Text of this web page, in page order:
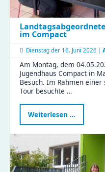
im Compact
Dienstag der 16. Juni 2026 |
Am Montag, dem
Jugendhaus Compact in
Besuch. Im Rahmen einer
Tour besuchte …
Weiterlesen …
Janina
zu
Besuch
im
Compact